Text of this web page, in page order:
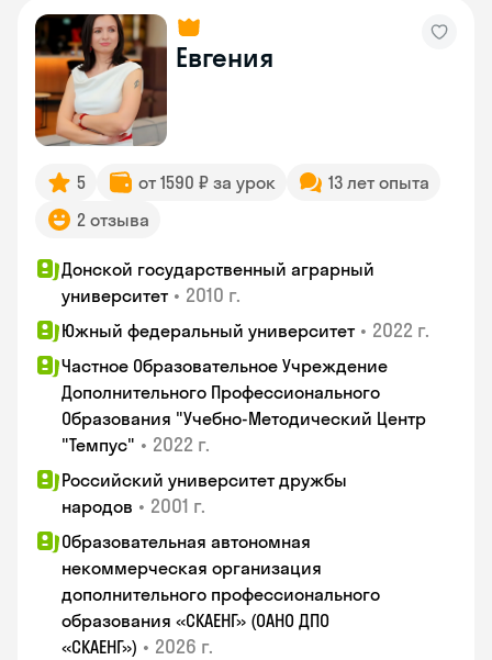
Евгения
5 от 1590 ₽ за урок
13 лет опыта
2 отзыва
Донской государственный аграрный
университет • 2010 г.
Южный федеральный университет • 2022 г.
Частное Образовательное Учреждение
Дополнительного Профессионального
Образования "Учебно-Методический Центр
"Темпус" • 2022 г.
Российский университет дружбы
народов • 2001 г.
Образовательная автономная
некоммерческая организация
дополнительного профессионального
образования «СКАЕНГ» (ОАНО ДПО
«СКАЕНГ») • 2026 г.